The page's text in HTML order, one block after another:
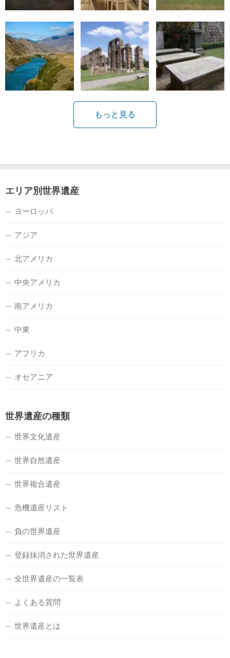
もっと見る
エリア別世界遺産
ヨーロッパ
アジア
北アメリカ
中央アメリカ
南アメリカ
中東
アフリカ
オセアニア
世界遺産の種類
世界文化遺産
世界自然遺産
世界複合遺産
危機遺産リスト
負の世界遺産
登録抹消された世界遺産
全世界遺産の一覧表
よくある質問
世界遺産とは